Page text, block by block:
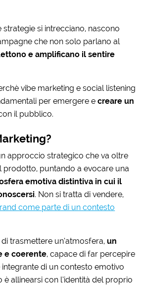
si intrecciano, nascono
che non solo parlano al
e amplificano il sentire
vibe marketing e social listening
per emergere ecreare un
il pubblico.
approccio strategico che va oltre
prodotto, puntando a evocare una
emotiva distintiva in cui il
. Non si tratta di vendere,
come parte di un contesto
di trasmettere un’atmosfera,un
e coerente, capace di far percepire
di un contesto emotivo
è allinearsi con l’identità del proprio